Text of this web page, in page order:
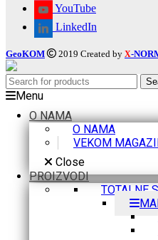
YouTube
LinkedIn
GeoKOM 2019 Created by X-
Menu
O NAMA
O NAMA
VEKOM
Close
PROIZVODI
TOTALNE